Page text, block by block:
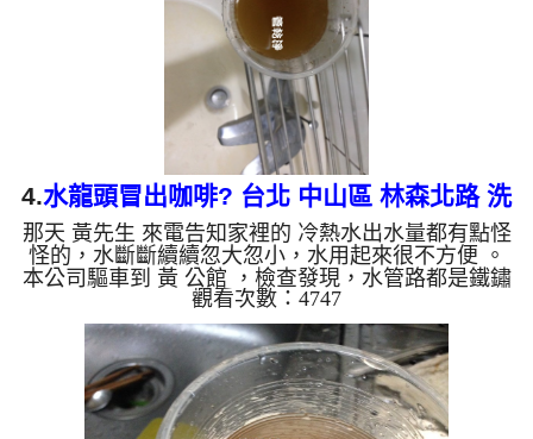
化，透過空氣與水混合，產生阻力，這時高周波就會
把...
4.水龍頭冒出咖啡? 台北 中山區 林森北路 洗
水管
那天 黃先生 來電告知家裡的 冷熱水出水量都有點怪
怪的，水斷斷續續忽大忽小，水用起來很不方便 。
本公司驅車到 黃 公館 ，檢查發現，水管路都是鐵鏽
及淤泥，出水當然就不正常。 一開始水頭管路就流
出咖啡色的液體，看起來跟咖啡一樣，還不斷噴出小
石塊。 水管裡的髒東西不斷流出來，水的顏色慢慢
變成透明，髒東西也越來越少，最後變成乾淨的清
水。 清洗水管 是利用 高週波脈衝式水管清洗機 ，將
檸檬酸打入水管，讓水管管壁的鐵鏽及生物膜軟化，
觀看次數：4747